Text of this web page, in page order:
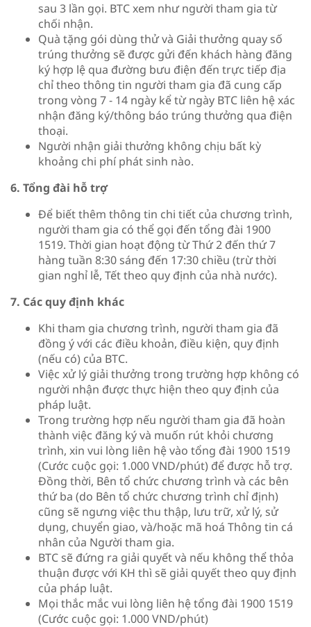
sau 3 lần gọi. BTC xem như người tham gia từ
chối nhận.
Quà tặng gói dùng thử và Giải thưởng quay số
trúng thưởng sẽ được gửi đến khách hàng đăng
ký hợp lệ qua đường bưu điện đến trực tiếp địa
chỉ theo thông tin người tham gia đã cung cấp
trong vòng 7 - 14 ngày kể từ ngày BTC liên hệ xác
nhận đăng ký/thông báo trúng thưởng qua điện
thoại.
Người nhận giải thưởng không chịu bất kỳ
khoảng chi phí phát sinh nào.
6. Tổng đài hỗ trợ
Để biết thêm thông tin chi tiết của chương trình,
người tham gia có thể gọi đến tổng đài 1900
1519. Thời gian hoạt động từ Thứ 2 đến thứ 7
hàng tuần 8:30 sáng đến 17:30 chiều (trừ thời
gian nghỉ lễ, Tết theo quy định của nhà nước).
7. Các quy định khác
Khi tham gia chương trình, người tham gia đã
đồng ý với các điều khoản, điều kiện, quy định
(nếu có) của BTC.
Việc xử lý giải thưởng trong trường hợp không có
người nhận được thực hiện theo quy định của
pháp luật.
Trong trường hợp nếu người tham gia đã hoàn
thành việc đăng ký và muốn rút khỏi chương
trình, xin vui lòng liên hệ vào tổng đài 1900 1519
(Cước cuộc gọi: 1.000 VND/phút) để được hỗ trợ.
Đồng thời, Bên tổ chức chương trình và các bên
thứ ba (do Bên tổ chức chương trình chỉ định)
cũng sẽ ngưng việc thu thập, lưu trữ, xử lý, sử
dụng, chuyển giao, và/hoặc mã hoá Thông tin cá
nhân của Người tham gia.
BTC sẽ đứng ra giải quyết và nếu không thể thỏa
thuận được với KH thì sẽ giải quyết theo quy định
của pháp luật.
Mọi thắc mắc vui lòng liên hệ tổng đài 1900 1519
(Cước cuộc gọi: 1.000 VND/phút)